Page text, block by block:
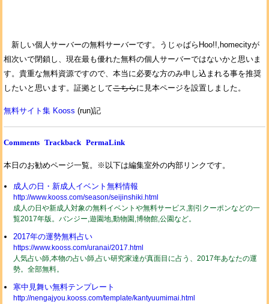
新しい個人サーバーの無料サーバーです。うじゃばらHoo!!,homecityが
相次いで閉鎖し、現在最も優れた無料の個人サーバーではないかと思いま
す。貴重な無料資源ですので、本当に必要な方のみ申し込まれる事を推奨
したいと思います。証拠としてこちらに見本ページを設置しました。
無料サイト集 Kooss (run)記
Comments Trackback PermaLink
本日のお勧めページ一覧。※以下は編集室外の内部リンクです。
成人の日・新成人イベント無料情報
http://www.kooss.com/season/seijinshiki.html
成人の日や新成人対象の無料イベントや無料サービス,割引クーポンなどの一
覧2017年版。バンジー,遊園地,動物園,博物館,公園など。
2017年の運勢無料占い
https://www.kooss.com/uranai/2017.html
人気占い師,本物の占い師,占い研究家達が真面目に占う、2017年あなたの運
勢。全部無料。
寒中見舞い無料テンプレート
http://nengajyou.kooss.com/template/kantyuumimai.html